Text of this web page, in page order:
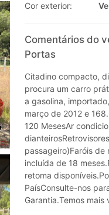
Cor exterior:
Comentários do
Portas
Citadino compacto,
procura um carro
a gasolina,
março de 2012 e
120 MesesAr
passageiro)Faróis de
incluída de 18
retoma
PaísConsulte-nos
Garantia.Temos